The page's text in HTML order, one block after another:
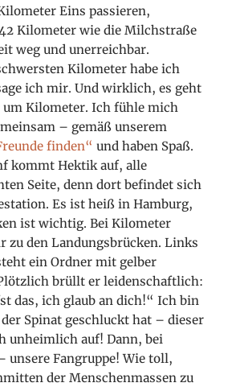
Eins passieren,
Kilometer wie die Milchstraße
weg und unerreichbar.
Kilometer habe ich
ich mir. Und wirklich, es geht
Kilometer. Ich fühle mich
– gemäß unserem
finden“ und haben Spaß.
kommt Hektik auf, alle
Seite, denn dort befindet sich
Es ist heiß in Hamburg,
ist wichtig. Bei Kilometer
zu den Landungsbrücken. Links
ein Ordner mit gelber
brüllt er leidenschaftlich:
das, ich glaub an dich!“ Ich bin
Spinat geschluckt hat – dieser
unheimlich auf! Dann, bei
unsere Fangruppe! Wie toll,
der Menschenmassen zu